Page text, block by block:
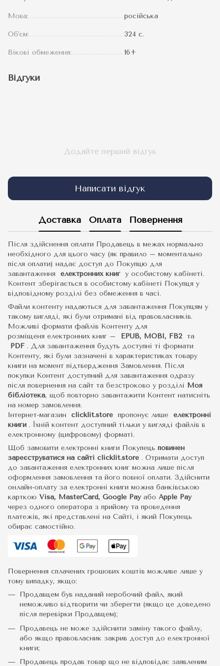
Мова: російська
Об'єм: 324 с.
Вікові обмеження: 16+
Відгуки
Додайте перший відгук
Написати відгук
Доставка Оплата Повернення
Після здійснення оплати Продавець в межах нормально
необхідного для цього часу (як правило – моментально
після оплати) надає доступ до Покупцю для
завантаження електронних книг у особистому кабінеті.
Контент зберігається в особистому кабінеті Покупця у
відповідному розділі без обмеження в часі.
Файли контенту надаються для завантаження Покупцям у
такому вигляді, які були отримані від правовласників.
Можливі формати файлів Контенту для
розміщеня електронних книг –
EPUB, MOBI, FB2 та
PDF . Для завантаження будуть доступні ті формати
Контенту, які були зазначені в характеристиках товару
книги на момент підтвердження Замовлення. Після
покупки Контент доступний для завантаження одразу
після повернення на сайт та безстроково у розділі Моя
бібліотека, щоб повторно завантажити Контент натисніть
на номер замовлення.
Інтернет-магазин clicklit.store пропонує лише електронні
книги . Їхній контент доступний тільки у вигляді файлів в
електронному (цифровому) форматі.
Щоб замовити електронні книги Покупець повинен
зареєструватися на сайті clicklit.store . Отримати доступ
до завантаження електронних книг можна лише після
оформлення замовлення та його повної оплати. Здійснити
онлайн-оплату за електронні книги можна банківською
карткою Visa, MasterCard, Google Pay або Apple Pay
через одного оператора з прийому та проведення
платежів, які представлені на Сайті, і який Покупець
обирає самостійно.
Повернення сплачених грошових коштів можливе лише у
тому випадку, якщо:
Продавцем був наданий неробочий файл, який
неможливо відтворити чи зберегти (якщо це доведено
після перевірки Продавцем);
Продавець не може здійснити заміну такого файлу,
або якщо правовласник закрив доступ до електронної
книги;
Продавець продав товар що не відповідає заявленим